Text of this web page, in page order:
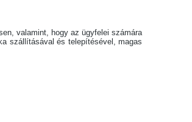
valamint, hogy az ügyfelei számára
szállításával és telepítésével, magas